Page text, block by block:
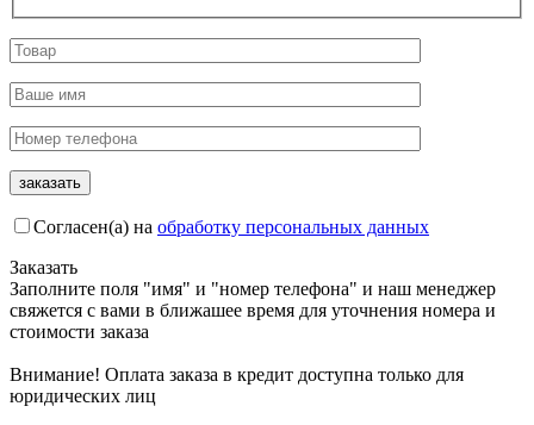
Согласен(а) на обработку персональных данных
Заказать
Заполните поля "имя" и "номер телефона" и наш менеджер
свяжется с вами в ближашее время для уточнения номера и
стоимости заказа
Внимание! Оплата заказа в кредит доступна только для
юридических лиц